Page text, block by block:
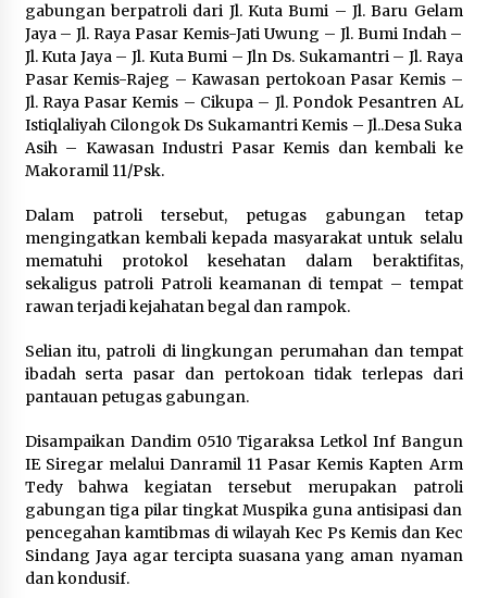
Festival Lembah Baliem Perkuat
Ekonomi Masyarakat Papua
Pegunungan
8 Agustus 2026
untuk Kesehatan Pencernaan
8 Agustus 2026
Perawatan PCOS yang Efektif untuk
Menjaga Kesuburan
8 Agustus 2026
Wamenhan Pimpin Prosesi
Pelantikan dan Sertijab Pejabat
Tinggi Kemhan
gabungan berpatroli dari Jl. Kuta Bumi – Jl. Baru Gelam
Jaya – Jl. Raya Pasar Kemis-Jati Uwung – Jl. Bumi Indah –
Jl. Kuta Jaya – Jl. Kuta Bumi – Jln Ds. Sukamantri – Jl. Raya
Pasar Kemis-Rajeg – Kawasan pertokoan Pasar Kemis –
Jl. Raya Pasar Kemis – Cikupa – Jl. Pondok Pesantren AL
Istiqlaliyah Cilongok Ds Sukamantri Kemis – Jl..Desa Suka
Asih – Kawasan Industri Pasar Kemis dan kembali ke
Makoramil 11/Psk.
Dalam patroli tersebut, petugas gabungan tetap
mengingatkan kembali kepada masyarakat untuk selalu
mematuhi protokol kesehatan dalam beraktifitas,
sekaligus patroli Patroli keamanan di tempat – tempat
rawan terjadi kejahatan begal dan rampok.
Selian itu, patroli di lingkungan perumahan dan tempat
ibadah serta pasar dan pertokoan tidak terlepas dari
pantauan petugas gabungan.
Disampaikan Dandim 0510 Tigaraksa Letkol Inf Bangun
IE Siregar melalui Danramil 11 Pasar Kemis Kapten Arm
Tedy bahwa kegiatan tersebut merupakan patroli
gabungan tiga pilar tingkat Muspika guna antisipasi dan
pencegahan kamtibmas di wilayah Kec Ps Kemis dan Kec
Sindang Jaya agar tercipta suasana yang aman nyaman
dan kondusif.